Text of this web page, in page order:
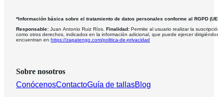
*Información básica sobre el tratamiento de datos personales conforme al RGPD
Responsable: Juan Antonio Ruiz Ríos. Finalidad: Permite al usuario realizar la
como otros derechos, indicados en la información adicional, que puede ejercer
encuentran en https://zapatengo.com/politica-de-privacidad
Sobre nosotros
ConócenosContactoGuía de tallasBlog